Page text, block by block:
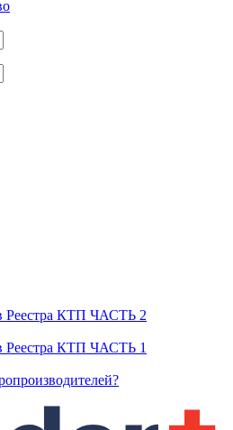
Реестра КТП ЧАСТЬ 2
Реестра КТП ЧАСТЬ 1